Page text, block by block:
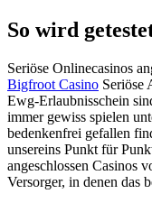
So wird
Seriöse Onlinecasinos
Bigfroot Casino Seriöse
Ewg-Erlaubnisschein
immer gewiss spielen
bedenkenfrei gefallen
unsereins Punkt für
angeschlossen Casinos
Versorger, in denen das